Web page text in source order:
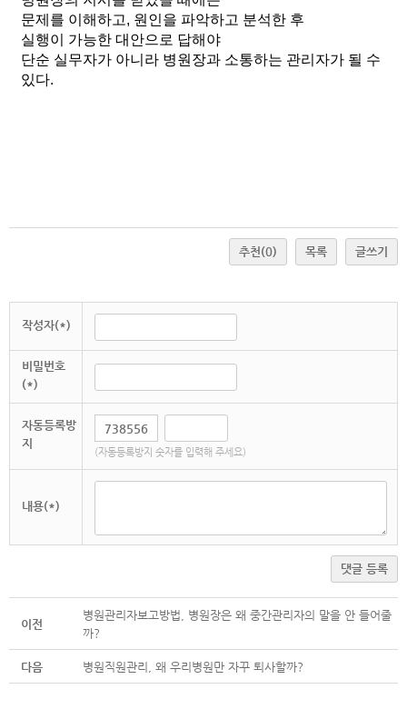
문제를 이해하고, 원인을 파악하고 분석한 후
실행이 가능한 대안으로 답해야
단순 실무자가 아니라 병원장과 소통하는 관리자가 될 수
있다.
추천(0) 목록 글쓰기
작성자(*)
비밀번호
(*)
자동등록방
지
(자동등록방지 숫자를 입력해 주세요)
내용(*)
댓글 등록
이전
병원관리자보고방법, 병원장은 왜 중간관리자의 말을 안 들어줄
까?
다음 병원직원관리, 왜 우리병원만 자꾸 퇴사할까?